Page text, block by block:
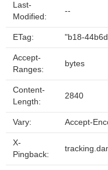
Last-
Modified:
--
ETag: "b18-
Accept-
Ranges:
bytes
Content-
Length:
2840
Vary: Accept-
X-
Pingback: